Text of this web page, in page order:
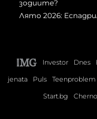
Лято 2026:
Investor Dnes
jenata
Puls Teenproblem
Start.bg